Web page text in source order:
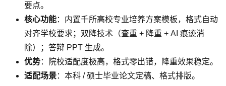
要点。
核心功能：内置千所高校专业培养方案模板，格式自动
对齐学校要求；双降技术（查重 + 降重 + AI 痕迹消
除）；答辩 PPT 生成。
优势：院校适配度极高，格式零出错，降重效果稳定。
适配场景：本科 / 硕士毕业论文定稿、格式排版。